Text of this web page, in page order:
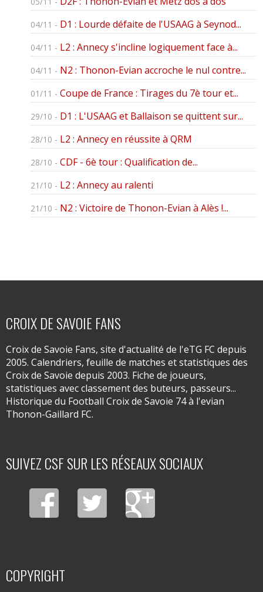
04/11 - D1 : Lourde défaite de l'USAAG à Seynod...
04/11 - L2 : Annecy s'incline logiquement face à...
04/11 - N2 : Thonon-Evian accroche le nul contre...
01/11 - Coupe de France : Tirages du 7è tour et...
29/10 - D1 : L'USAAG et Ballaison se quittent sur...
28/10 - L2 : Annecy en réussite à QRM
28/10 - CDF - 6è tour : Qualification de...
21/10 - L2 : Annecy au ralenti
21/10 - N2 : Victoire de Thonon-Evian à Alès !...
CROIX DE SAVOIE FANS
Croix de Savoie Fans, site d'actualité de l'eTG FC depuis
2005. Calendriers, feuille de matches et statistiques des
Croix de Savoie depuis 2003. Fiche de joueurs,
statistiques avec classement des buteurs, passeurs...
Historique du Football Croix de Savoie 74 à l'evian
Thonon-Gaillard FC.
SUIVEZ CSF SUR LES RÉSEAUX SOCIAUX
COPYRIGHT